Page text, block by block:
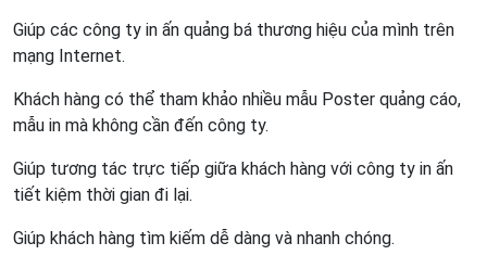
Giúp các công ty in ấn quảng bá thương hiệu của mình trên
mạng Internet.
Khách hàng có thể tham khảo nhiều mẫu Poster quảng cáo,
mẫu in mà không cần đến công ty.
Giúp tương tác trực tiếp giữa khách hàng với công ty in ấn
tiết kiệm thời gian đi lại.
Giúp khách hàng tìm kiếm dễ dàng và nhanh chóng.